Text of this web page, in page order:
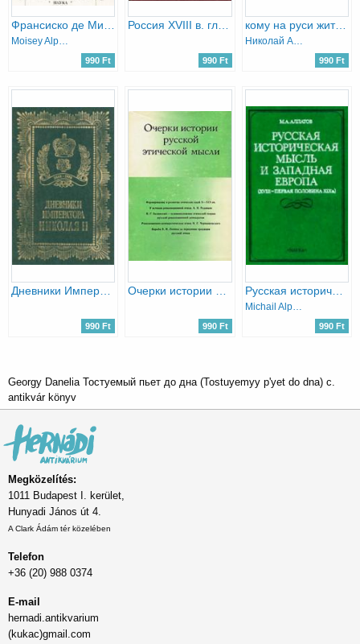
Moisey Alperovics (Моисей Альперович)
990 Ft 990 Ft
кому на руси жить хорошо мороз красный нос
Николай Алексеевич Некрасов (Nyekraszov)
990 Ft
990 Ft 990 Ft
Русская историческая мысль и Западная Европа (XVIII — первая половина XIX в.)
Michail Alpatov
990 Ft
Georgy Danelia Тостуемый пьет до дна (Tostuyemyy p'yet do dna) c.
antikvár könyv
Megközelítés:
1011 Budapest I. kerület,
Hunyadi János út 4.
A Clark Ádám tér közelében
Telefon
+36 (20) 988 0374
E-mail
hernadi.antikvarium
(kukac)gmail.com